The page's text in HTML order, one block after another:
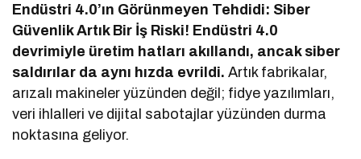
Endüstri 4.0’ın Görünmeyen Tehdidi: Siber
Güvenlik Artık Bir İş Riski! Endüstri 4.0
devrimiyle üretim hatları akıllandı, ancak siber
saldırılar da aynı hızda evrildi. Artık fabrikalar,
arızalı makineler yüzünden değil; fidye yazılımları,
veri ihlalleri ve dijital sabotajlar yüzünden durma
noktasına geliyor.